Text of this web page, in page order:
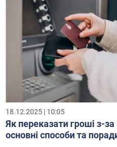
18.12.2025 | 10:05
Як переказати гроші з-за
основні способи та